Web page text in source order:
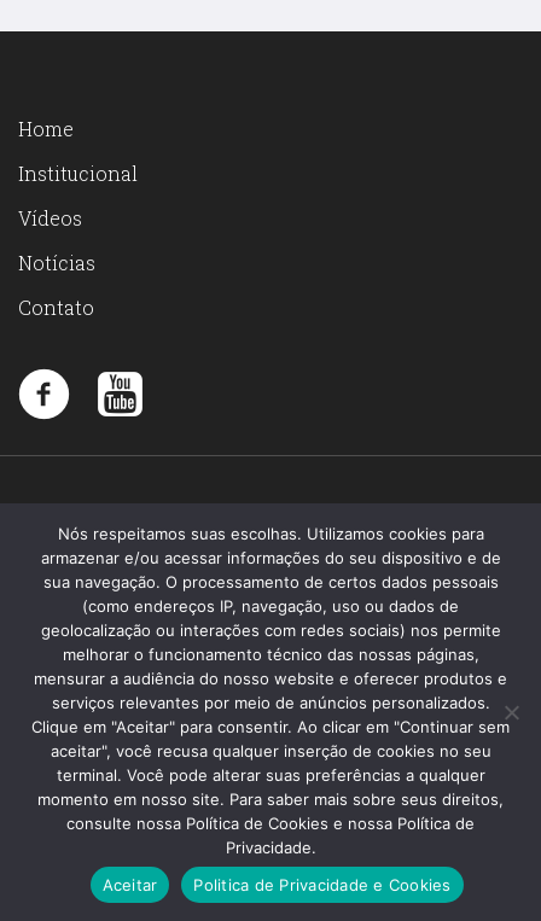
Home
Institucional
Vídeos
Notícias
Contato
Santa Memória 2019 - Todos os direitos reservados
Faculdade de Ciências Médicas da Santa Casa de São Paulo
Nós respeitamos suas escolhas. Utilizamos cookies para
armazenar e/ou acessar informações do seu dispositivo e de
sua navegação. O processamento de certos dados pessoais
(como endereços IP, navegação, uso ou dados de
geolocalização ou interações com redes sociais) nos permite
melhorar o funcionamento técnico das nossas páginas,
mensurar a audiência do nosso website e oferecer produtos e
serviços relevantes por meio de anúncios personalizados.
Clique em "Aceitar" para consentir. Ao clicar em "Continuar sem
aceitar", você recusa qualquer inserção de cookies no seu
terminal. Você pode alterar suas preferências a qualquer
momento em nosso site. Para saber mais sobre seus direitos,
consulte nossa Política de Cookies e nossa Política de
Privacidade.
Aceitar
Politica de Privacidade e Cookies